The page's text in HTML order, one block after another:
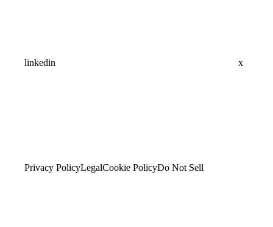
linkedin x
Privacy PolicyLegalCookie PolicyDo Not Sell